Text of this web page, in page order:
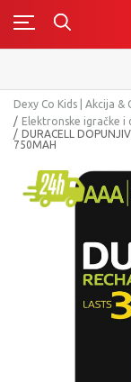
Dexy Co Kids | Akcija &
Elektronske igračke i
DURACELL
750MAH